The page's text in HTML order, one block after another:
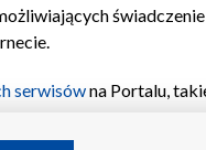
serwisówna Portalu,
na urządzeniu lub